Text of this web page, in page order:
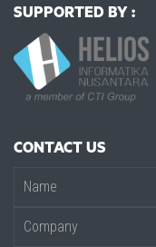
SUPPORTED BY :
CONTACT US